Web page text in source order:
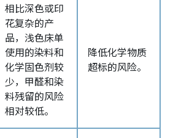
相比深色或印
花复杂的产
品，浅色床单
使用的染料和
化学固色剂较
少，甲醛和染
料残留的风险
相对较低。
降低化学物质
超标的风险。